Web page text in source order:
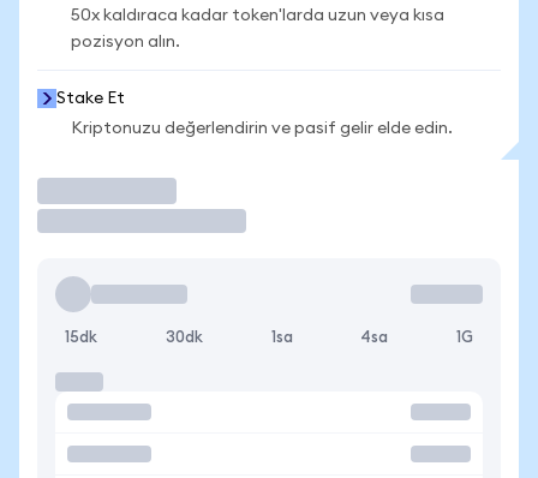
50x kaldıraca kadar token'larda uzun veya kısa
pozisyon alın.
Stake Et
Kriptonuzu değerlendirin ve pasif gelir elde edin.
15dk 30dk 1sa 4sa 1G